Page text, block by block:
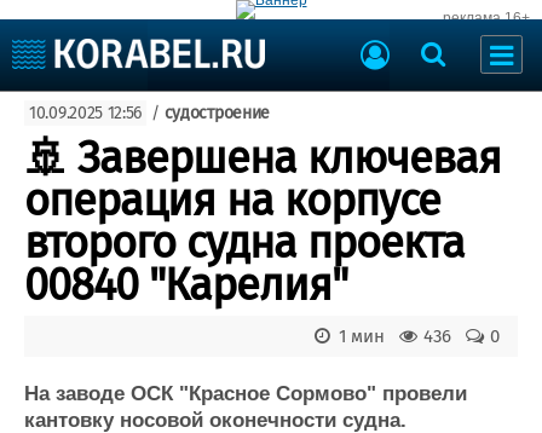
реклама 16+
Судоходство
Судоремонт
События
Пресс-релизы
Порты
Рыболовство
ВМФ
Образование
Яхты и катера
Еще
Пульс
Новости
Доска объявлений
Продажа флота
10.09.2025 12:56 / судостроение
🚢 Завершена ключевая
операция на корпусе
второго судна проекта
00840 "Карелия"
0
436
1 мин
На заводе ОСК "Красное Сормово" провели
кантовку носовой оконечности судна.